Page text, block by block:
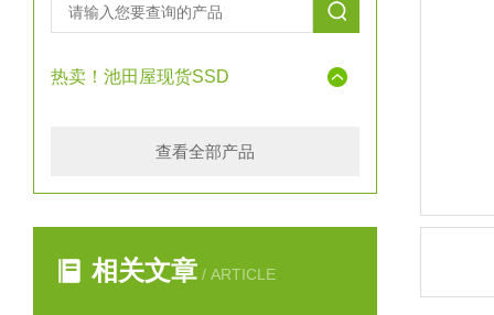
热卖！池田屋现货SSD
查看全部产品
相关文章 / ARTICLE